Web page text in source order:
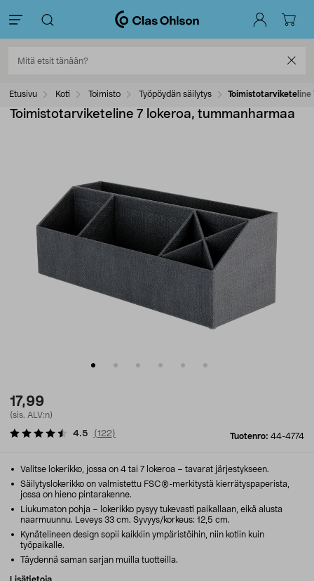
Etusivu Koti Toimisto Työpöydän säilytys Toimistotarviketeline
Toimistotarviketeline 7 lokeroa, tummanharmaa
17,99
(sis. ALV:n)
Tuotenro: 44-4774
4.5 (122)
Valitse lokerikko, jossa on 4 tai 7 lokeroa – tavarat järjestykseen.
Säilytyslokerikko on valmistettu FSC®-merkitystä kierrätyspaperista,
jossa on hieno pintarakenne.
Liukumaton pohja – lokerikko pysyy tukevasti paikallaan, eikä alusta
naarmuunnu. Leveys 33 cm. Syvyys/korkeus: 12,5 cm.
Kynätelineen design sopii kaikkiin ympäristöihin, niin kotiin kuin
työpaikalle.
Täydennä saman sarjan muilla tuotteilla.